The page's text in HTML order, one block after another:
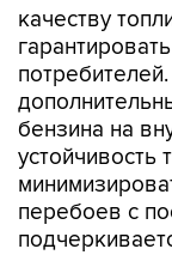
качеству
бензина на
устойчивость
перебоев с